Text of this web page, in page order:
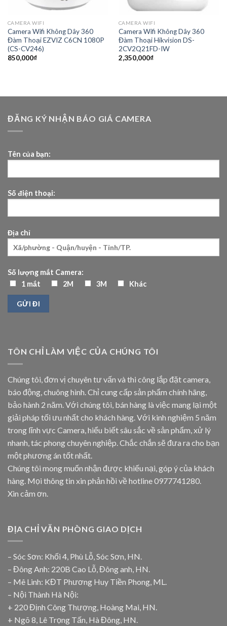
CAMERA WIFI
Camera Wifi Không Dây 360
Đàm Thoại EZVIZ C6CN 1080P
(CS-CV246)
850,000₫
CAMERA WIFI
Camera Wifi Không Dây 360
Đàm Thoại Hikvision DS-
2CV2Q21FD-IW
2,350,000₫
ĐĂNG KÝ NHẬN BÁO GIÁ CAMERA
Tên của bạn:
Số điện thoại:
Địa chỉ
Số lượng mắt Camera:
1 mắt
2M 3M Khác
TÔN CHỈ LÀM VIỆC CỦA CHÚNG TÔI
Chúng tôi, đơn vị chuyên tư vấn và thi công lắp đặt camera,
báo động, chuông hình. Chỉ cung cấp sản phẩm chính hãng,
bảo hành 2 năm. Với chúng tôi, bán hàng là việc mang lại một
giải pháp tối ưu nhất cho khách hàng. Với kinh nghiệm 5 năm
trong lĩnh vực Camera, hiểu biết sâu sắc về sản phẩm, xử lý
nhanh, tác phong chuyên nghiệp. Chắc chắn sẽ đưa ra cho bạn
một phương án tốt nhất.
Chúng tôi mong muốn nhận được khiếu nại, góp ý của khách
hàng. Mọi thông tin xin phản hồi về hotline0977741280
Xin cảm ơn.
ĐỊA CHỈ VĂN PHÒNG GIAO DỊCH
– Sóc Sơn: Khối 4, Phù Lỗ, Sóc Sơn, HN.
– Đông Anh: 220B Cao Lỗ, Đông anh, HN.
– Mê Linh: KĐT Phương Huy Tiền Phong, ML.
– Nội Thành Hà Nội:
+ 220 Định Công Thượng, Hoàng Mai, HN.
+ Ngõ 8, Lê Trọng Tấn, Hà Đông, HN.